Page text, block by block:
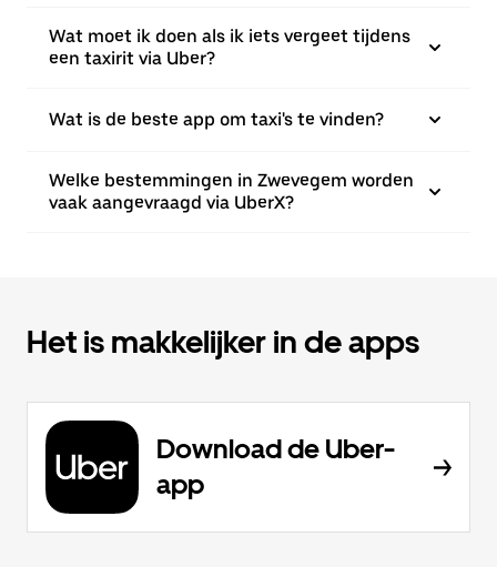
Wat moet ik doen als ik iets vergeet tijdens
een taxirit via Uber?
Wat is de beste app om taxi's te vinden?
Welke bestemmingen in Zwevegem worden
vaak aangevraagd via UberX?
Het is makkelijker in de apps
Download de Uber-
app